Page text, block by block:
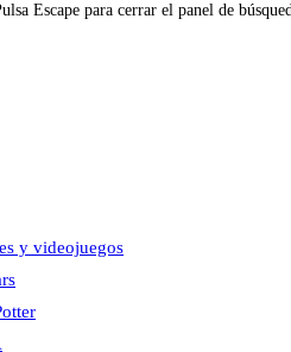
Escape para cerrar el panel de
y videojuegos